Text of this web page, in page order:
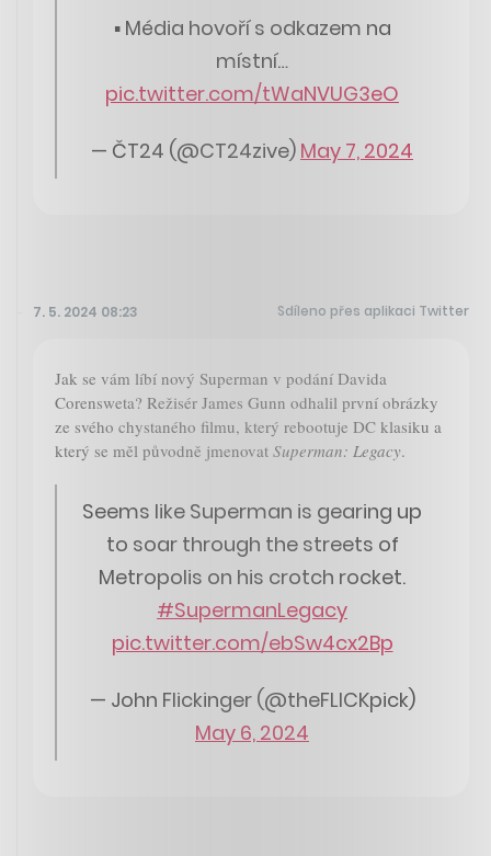
▪️ Média hovoří s odkazem na
místní…
pic.twitter.com/tWaNVUG3eO
— ČT24 (@CT24zive) May 7, 2024
7. 5. 2024 08:23 Sdíleno přes aplikaci Twitter
Jak se vám líbí nový Superman v podání Davida
Corensweta? Režisér James Gunn odhalil první obrázky
ze svého chystaného filmu, který rebootuje DC klasiku a
který se měl původně jmenovat Superman: Legacy.
Seems like Superman is gearing up
to soar through the streets of
Metropolis on his crotch rocket.
#SupermanLegacy
pic.twitter.com/ebSw4cx2Bp
— John Flickinger (@theFLICKpick)
May 6, 2024